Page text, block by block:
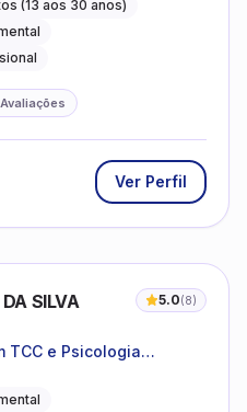
(13 aos 30 anos)
Avaliações
Ver Perfil
SILVA 5.0(8)
TCC e Psicologia